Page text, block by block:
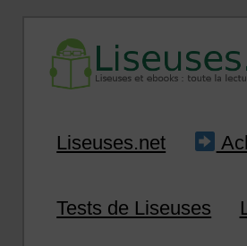
Infos sur
Liseuses.net
Tests de Liseuses